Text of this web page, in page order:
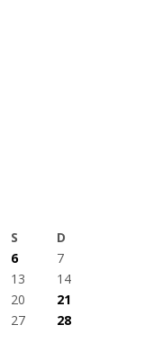
S
D
6
7
13
14
20
21
27
28